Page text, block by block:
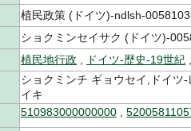
植民政策 (ドイツ)-ndlsh-
ショクミンセイサク (ドイツ)-
植民地行政 ドイツ-歴史-19世紀
ショクミンチ ギョウセイ,ドイツ
イキ
510983000000000